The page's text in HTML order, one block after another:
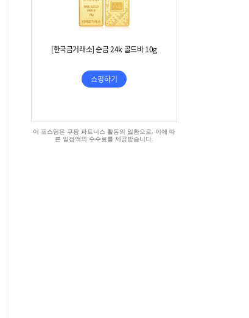
이 포스팅은 쿠팡 파트너스 활동의 일환으로, 이에 따
른 일정액의 수수료를 제공받습니다.